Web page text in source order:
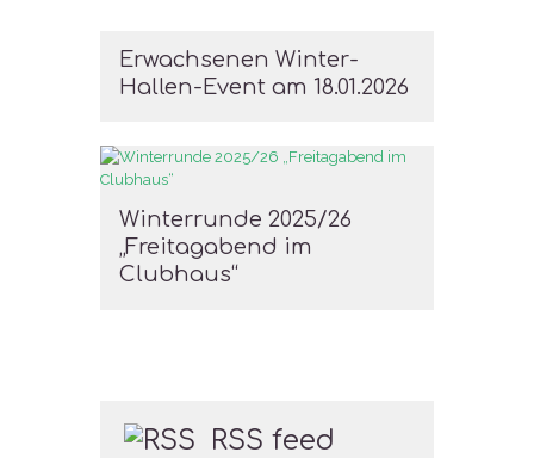
Erwachsenen Winter-
Hallen-Event am 18.01.2026
Winterrunde 2025/26
„Freitagabend im
Clubhaus“
RSS feed